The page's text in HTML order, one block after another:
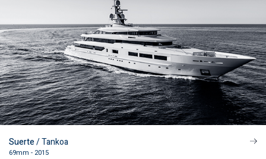
Suerte/ Tankoa
69mm - 2015